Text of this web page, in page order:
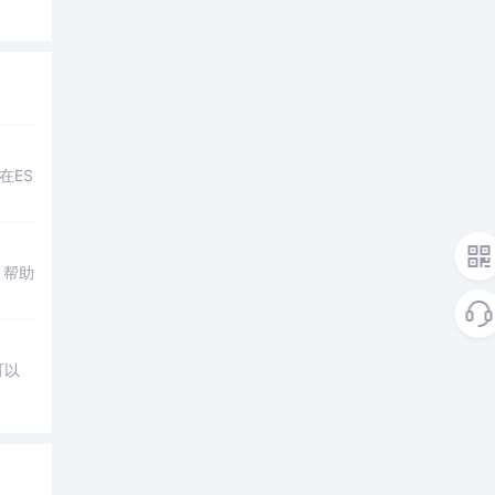
ES
帮助